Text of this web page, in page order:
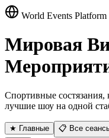
World Events Platform
Мировая
Спортивные
лучшие шоу на одной
★ Главные 📋 Все